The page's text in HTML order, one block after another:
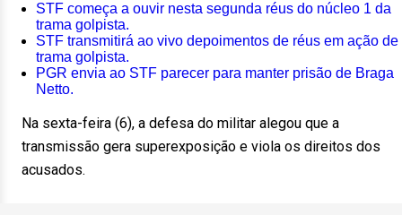
STF começa a ouvir nesta segunda réus do núcleo 1 da
trama golpista.
STF transmitirá ao vivo depoimentos de réus em ação de
trama golpista.
PGR envia ao STF parecer para manter prisão de Braga
Netto.
Na sexta-feira (6), a defesa do militar alegou que a
transmissão gera superexposição e viola os direitos dos
acusados.